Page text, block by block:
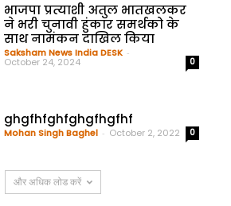
भाजपा प्रत्याशी अतुल भातखलकर
ने भरी चुनावी हुंकार समर्थको के
साथ नामंकन दाखिल किया
Saksham News India DESK -
October 24, 2024 0
ghgfhfghfghgfhgfhf
Mohan Singh Baghel - October 2, 2022 0
और अधिक लोड करें